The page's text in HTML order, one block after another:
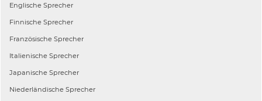
Englische Sprecher
Finnische Sprecher
Französische Sprecher
Italienische Sprecher
Japanische Sprecher
Niederländische Sprecher